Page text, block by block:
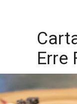
Erre